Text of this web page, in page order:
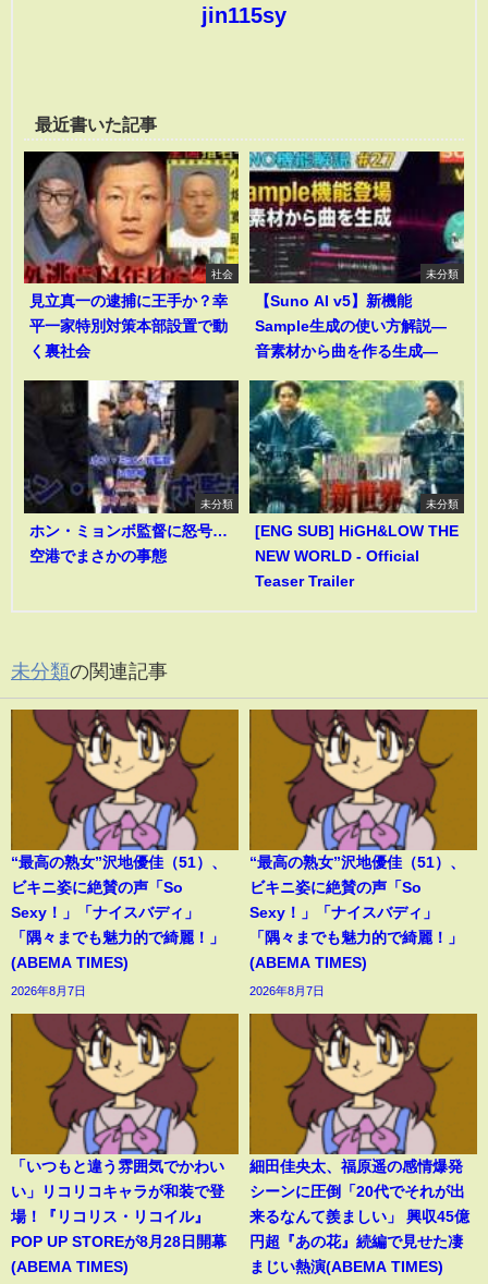
jin115sy
最近書いた記事
社会
見立真一の逮捕に王手か？幸
平一家特別対策本部設置で動
く裏社会
未分類
【Suno AI v5】新機能
Sample生成の使い方解説―
音素材から曲を作る生成―
未分類
ホン・ミョンボ監督に怒号…
空港でまさかの事態
未分類
[ENG SUB] HiGH&LOW THE
NEW WORLD - Official
Teaser Trailer
未分類の関連記事
“最高の熟女”沢地優佳（51）、
ビキニ姿に絶賛の声「So
Sexy！」「ナイスバディ」
「隅々までも魅力的で綺麗！」
(ABEMA TIMES)
2026年8月7日
“最高の熟女”沢地優佳（51）、
ビキニ姿に絶賛の声「So
Sexy！」「ナイスバディ」
「隅々までも魅力的で綺麗！」
(ABEMA TIMES)
2026年8月7日
「いつもと違う雰囲気でかわい
い」リコリコキャラが和装で登
場！『リコリス・リコイル』
POP UP STOREが8月28日開幕
(ABEMA TIMES)
細田佳央太、福原遥の感情爆発
シーンに圧倒「20代でそれが出
来るなんて羨ましい」 興収45億
円超『あの花』続編で見せた凄
まじい熱演(ABEMA TIMES)